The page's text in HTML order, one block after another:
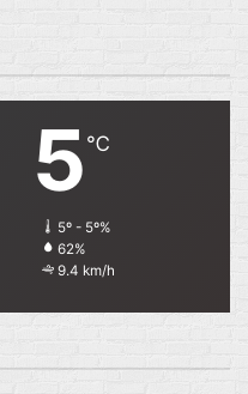
5 ℃
5º - 5º%
62%
9.4 km/h